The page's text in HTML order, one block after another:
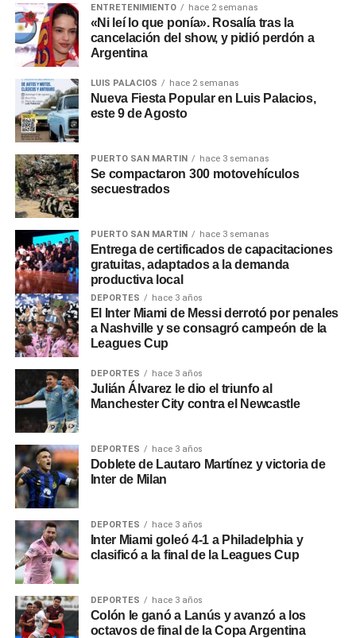
nos llenó de alegría y emoción. Nada menos que Leo
Messi nos escribió por Instagram para expresar su
interés en adquirir una de nuestras parrillas
LaboHierro»
«Como fanáticos del fútbol y admiradores del talento
de Messi, estábamos emocionados de tenerlo como
cliente. Después de todo, él no solo es uno de los
mejores jugadores de todos los tiempos, sino
también un verdadero amante del asado, al igual que
nosotros. Fue entonces cuando surgió la idea de
hacer algo especial en su honor. Decidimos crear una
parrilla única, inspirada en su legado y pasión por el
fútbol y el asado», agregaron.
ENTRETENIMIENTO hace 2 semanas
«Ni leí lo que ponía». Rosalía tras la
cancelación del show, y pidió perdón a
Argentina
LUIS PALACIOS hace 2 semanas
Nueva Fiesta Popular en Luis Palacios,
este 9 de Agosto
PUERTO SAN MARTIN hace 3 semanas
Se compactaron 300 motovehículos
secuestrados
PUERTO SAN MARTIN hace 3 semanas
Entrega de certificados de capacitaciones
gratuitas, adaptados a la demanda
productiva local
DEPORTES hace 3 años
El Inter Miami de Messi derrotó por penales
a Nashville y se consagró campeón de la
Leagues Cup
DEPORTES hace 3 años
Julián Álvarez le dio el triunfo al
Manchester City contra el Newcastle
DEPORTES hace 3 años
Doblete de Lautaro Martínez y victoria de
Inter de Milan
DEPORTES hace 3 años
Inter Miami goleó 4-1 a Philadelphia y
clasificó a la final de la Leagues Cup
DEPORTES hace 3 años
Colón le ganó a Lanús y avanzó a los
octavos de final de la Copa Argentina